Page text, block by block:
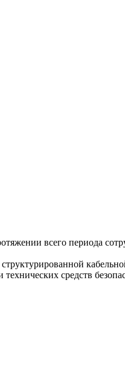
всего периода
средств